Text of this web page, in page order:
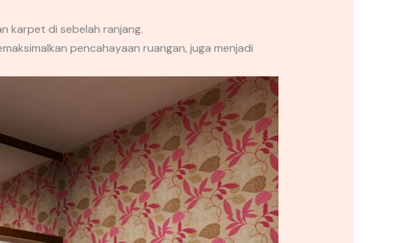
karpet di sebelah ranjang.
pencahayaan ruangan, juga menjadi